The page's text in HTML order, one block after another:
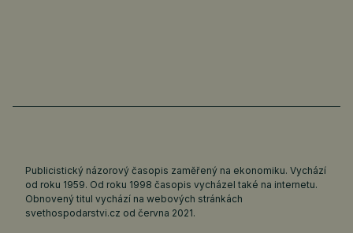
Publicistický názorový časopis zaměřený na ekonomiku. Vychází
od roku 1959. Od roku 1998 časopis vycházel také na internetu.
Obnovený titul vychází na webových stránkách
svethospodarstvi.cz od června 2021.